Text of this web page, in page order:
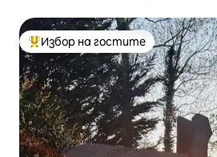
Най-популярен избор на гостите
Избор на гостите